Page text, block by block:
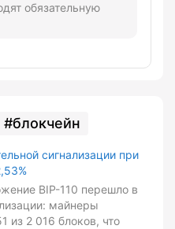
обязательную
блокчейн
сигнализации при
BIP-110 перешло в
майнеры
из 2 016 блоков, что